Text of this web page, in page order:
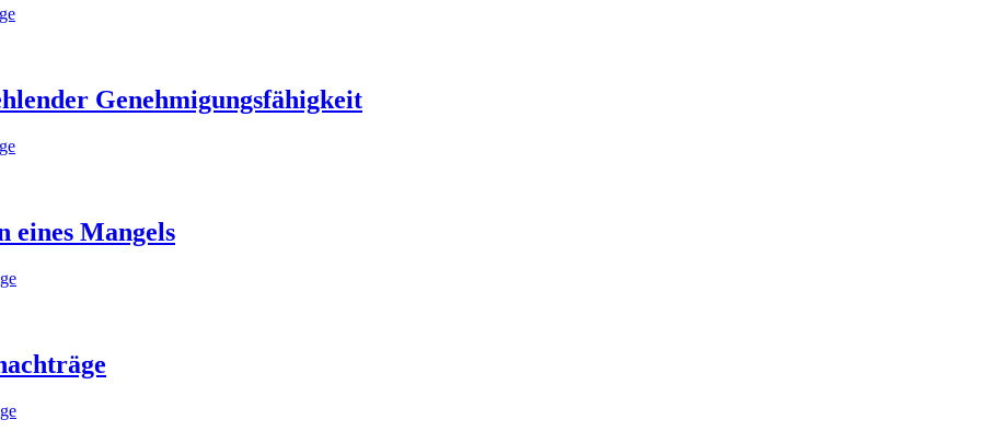
Genehmigungsfähigkeit
eines Mangels